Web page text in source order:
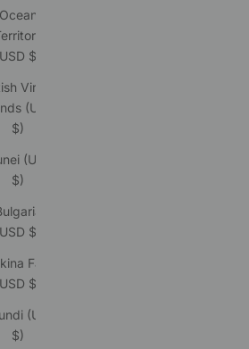
$)
Virgin
(USD
$)
(USD
$)
$)
Faso
$)
(USD
$)